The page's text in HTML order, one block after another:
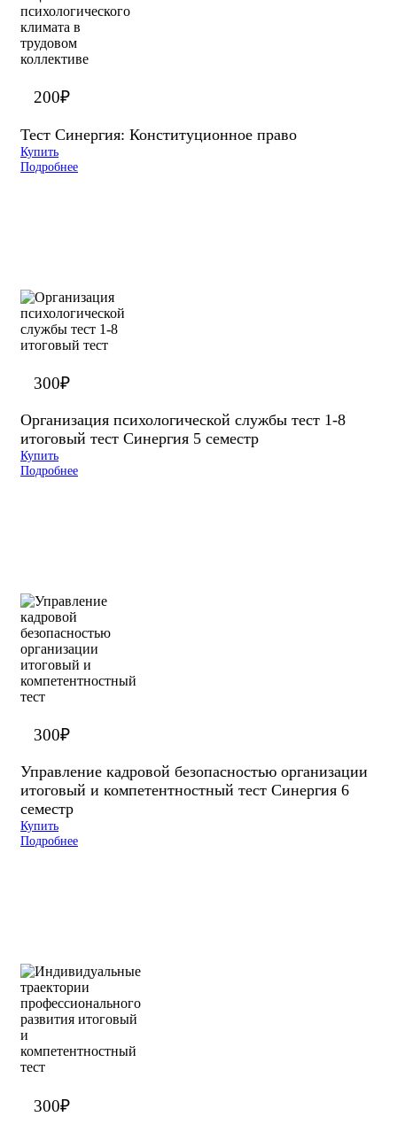
200₽
Тест Синергия: Конституционное право
Купить
Подробнее
300₽
Организация психологической службы тест 1-8
итоговый тест Синергия 5 семестр
Купить
Подробнее
300₽
Управление кадровой безопасностью организации
итоговый и компетентностный тест Синергия 6
семестр
Купить
Подробнее
300₽